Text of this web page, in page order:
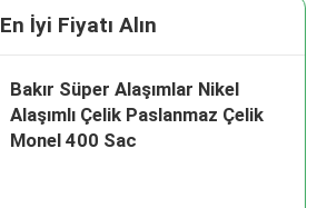
En İyi Fiyatı Alın
Bakır Süper Alaşımlar Nikel
Alaşımlı Çelik Paslanmaz Çelik
Monel 400 Sac